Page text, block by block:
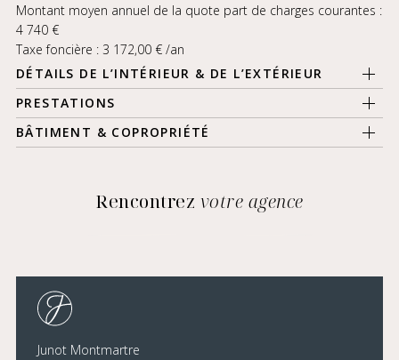
Montant moyen annuel de la quote part de charges courantes :
4 740 €
Taxe foncière : 3 172,00 € /an
DÉTAILS DE L’INTÉRIEUR & DE L’EXTÉRIEUR
PRESTATIONS
BÂTIMENT & COPROPRIÉTÉ
Rencontrez votre agence
Junot Montmartre